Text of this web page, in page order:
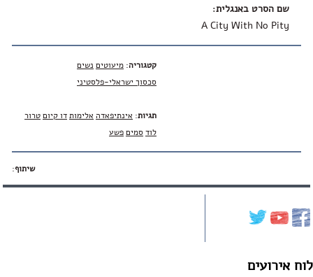
שם הסרט באנגלית:
A City With No Pity
קטגוריה: מיעוטים נשים
סכסוך ישראלי-פלסטיני
תגיות: אינתיפאדה אלימותדו קיוםטרור
לודסמיםפשע
שיתוף:
לוח אירועים